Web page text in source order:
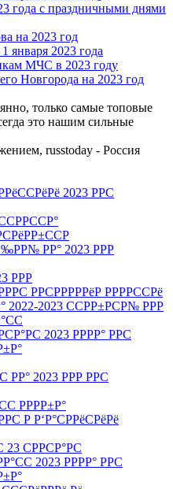
года с праздничными днями
на 2023 год
января 2023 года
МЧС в 2023 году
Новгорода на 2023 год
только самые топовые
это нашим сильные
russtoday - Россия
2023 РРС
РР° 2023 РРР
РРР
РРСРРРРРёР РРРРССРё
2022-2023 ССРР±РСР№ РРР
2023 РРРР° РРС
РР° 2023 РРР РРС
РРРР±Р°
Р Р‘Р°СРРёСРёРё
23 СРРСР°РС
2023 РРРР° РРС